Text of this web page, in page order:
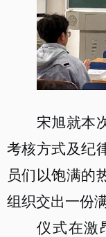
宋旭就本
考核方式及纪
员们以饱满的
组织交出一份
仪式在激